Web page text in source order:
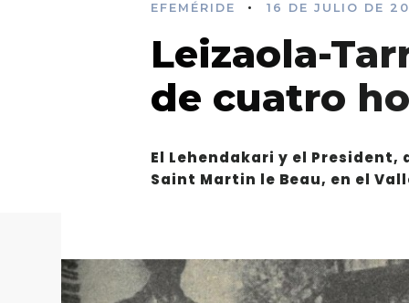
EFEMÉRIDE • 16 DE JULIO DE
Leizaola-
de cuatro
El Lehendakari y el President,
Saint Martin le Beau, en el